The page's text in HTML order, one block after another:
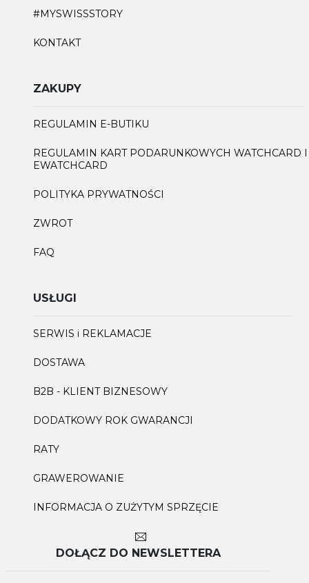
#MYSWISSSTORY
KONTAKT
ZAKUPY
REGULAMIN E-BUTIKU
REGULAMIN KART PODARUNKOWYCH WATCHCARD I
EWATCHCARD
POLITYKA PRYWATNOŚCI
ZWROT
FAQ
USŁUGI
SERWIS i REKLAMACJE
DOSTAWA
B2B - KLIENT BIZNESOWY
DODATKOWY ROK GWARANCJI
RATY
GRAWEROWANIE
INFORMACJA O ZUŻYTYM SPRZĘCIE
DOŁĄCZ DO NEWSLETTERA